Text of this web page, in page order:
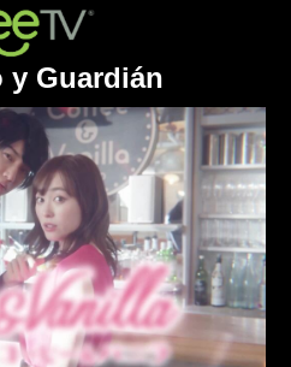
y Guardián